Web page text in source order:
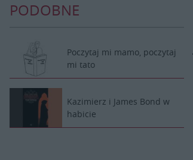
PODOBNE
Poczytaj mi mamo, poczytaj
mi tato
Kazimierz i James Bond w
habicie